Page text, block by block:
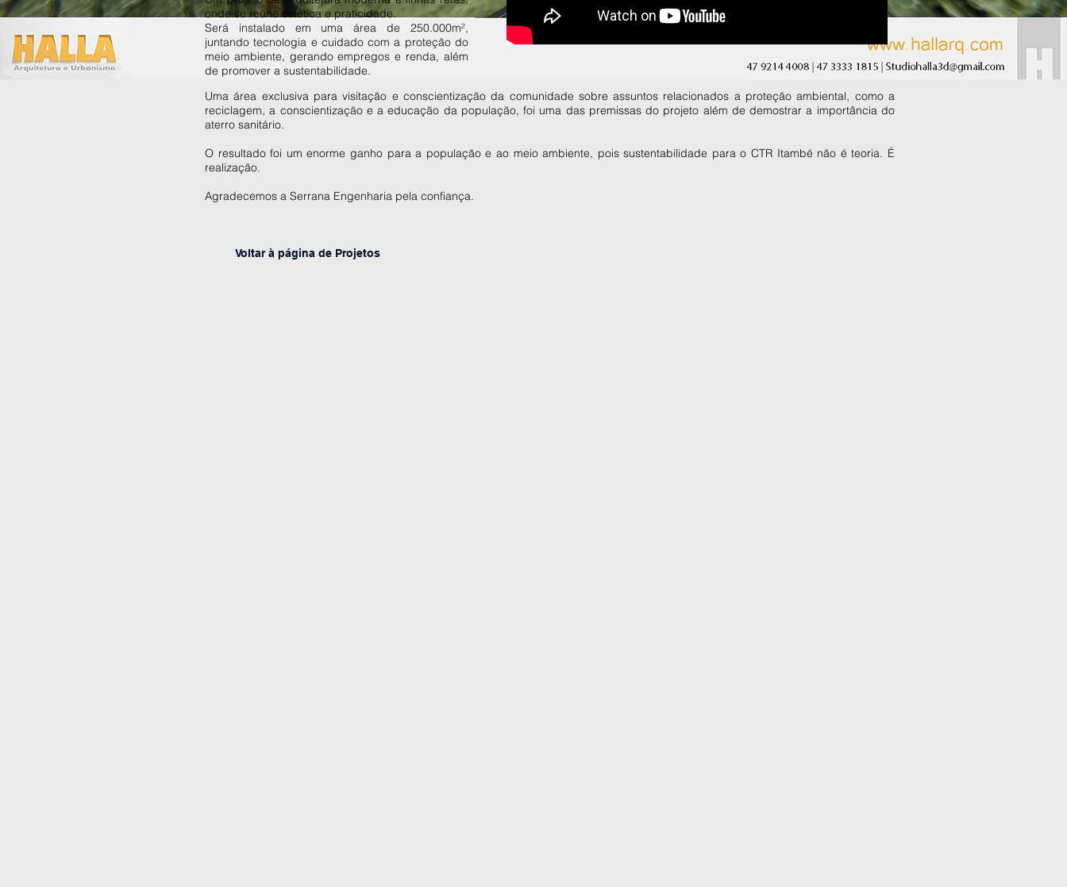
onde se reúne estética e praticidade.
Será instalado em uma área de 250.000m²,
juntando tecnologia e cuidado com a proteção do
meio ambiente, gerando empregos e renda, além
de promover a sustentabilidade.
Uma área exclusiva para visitação e conscientização da comunidade sobre assuntos relacionados a proteção ambiental, como a
reciclagem, a conscientização e a educação da população, foi uma das premissas do projeto além de demostrar a importância do
aterro sanitário.
O resultado foi um enorme ganho para a população e ao meio ambiente, pois sustentabilidade para o CTR Itambé não é teoria. É
realização.
Agradecemos a Serrana Engenharia pela confiança.
Voltar à página de Projetos